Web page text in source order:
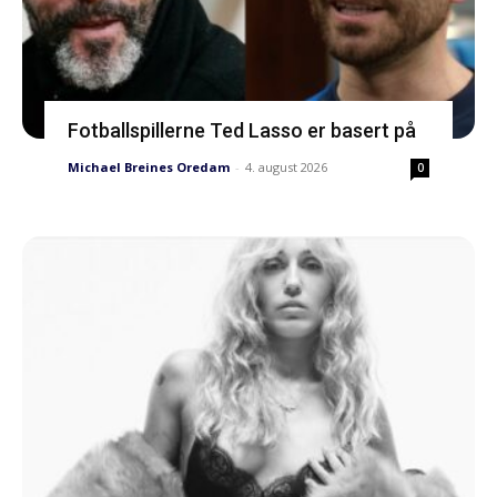
Fotballspillerne Ted Lasso er basert på
Michael Breines Oredam - 4. august 2026 0